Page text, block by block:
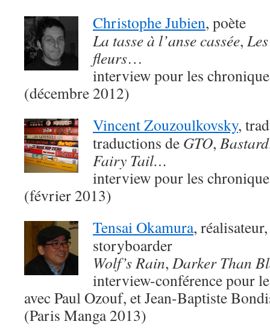
Christophe Jubien, poète
La tasse à l’anse cassée,
fleurs…
interview pour les
(décembre 2012)
Vincent Zouzoulkovsky,
traductions de GTO, Bastard
Fairy Tail…
interview pour les
(février 2013)
Tensai Okamura,
storyboarder
Wolf’s Rain, Darker Than
interview-conférence pour
avec Paul Ozouf, et Jean-Baptiste
(Paris Manga 2013)